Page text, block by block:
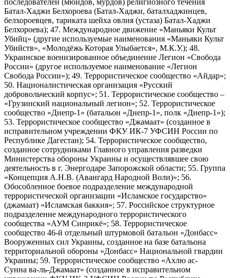
Батал-Хаджи Белхороева (Батал-Хаджи, баталхаджинцев,
белхороевцев, тариката шейха овлия (устаза) Батал-Хаджи
Белхороева); 47. Международное движение «Маньяки Культ
Убийц» (другие используемые наименования «Маньяки Культ
Убийств», «Молодёжь Которая Улыбается», М.К.У.); 48.
Украинское военизированное объединение Легион «Свобода
России» (другое используемое наименование «Легион
Свобода России»); 49. Террористическое сообщество «Айдар»;
50. Националистическая организация «Русский
добровольческий корпус»; 51. Террористическое сообщество –
«Грузинский национальный легион»; 52. Террористическое
сообщество «Днепр-1» (батальон «Днепр-1», полк «Днепр-1»);
53. Террористическое сообщество «Джамаат» (созданное в
исправительном учреждении ФКУ ИК-7 УФСИН России по
Республике Дагестан); 54. Террористическое сообщество,
созданное сотрудниками Главного управления разведки
Министерства обороны Украины и осуществлявшее свою
деятельность в г. Энергодаре Запорожской области; 55. Группа
«Концепция А.Н.В. (Авангард Народной Воли)»; 56.
Обособленное боевое подразделение международной
террористической организации «Исламское государство»
(джамаат) «Исламская баккия»; 57. Российское структурное
подразделение международного террористического
сообщества «АУМ Синрикё»; 58. Террористическое
сообщество 46-й отдельный штурмовой батальон «Донбасс»
Вооруженных сил Украины, созданное на базе батальона
территориальной обороны «Донбасс» Национальной гвардии
Украины; 59. Террористическое сообщество «Ахлю ас-
Сунна ва-ль-Джамаат» (созданное в исправительном